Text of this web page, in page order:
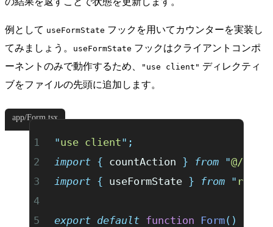
例として useFormState フックを用いてカウンターを実装し
てみましょう。
useFormState フックはクライアントコンポ
ーネントのみで動作するため、
"use client" ディレクティ
ブをファイルの先頭に追加します。
app/Form.tsx
"use client" ;
import { countAction } from "@/
import { useFormState } from " react-
export default function Form()